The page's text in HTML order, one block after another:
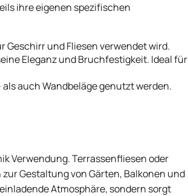
ihre eigenen spezifischen
Geschirr und Fliesen verwendet wird.
Eleganz und Bruchfestigkeit. Ideal für
auch Wandbeläge genutzt werden.
Verwendung. Terrassenfliesen oder
Gestaltung von Gärten, Balkonen und
Atmosphäre, sondern sorgt